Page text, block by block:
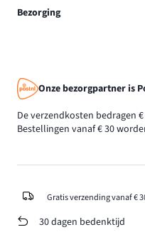
Bezorging
Onze bezorgpartner is
De verzendkosten bedragen
Bestellingen vanaf € 30
Gratis verzending vanaf €
30 dagen bedenktijd